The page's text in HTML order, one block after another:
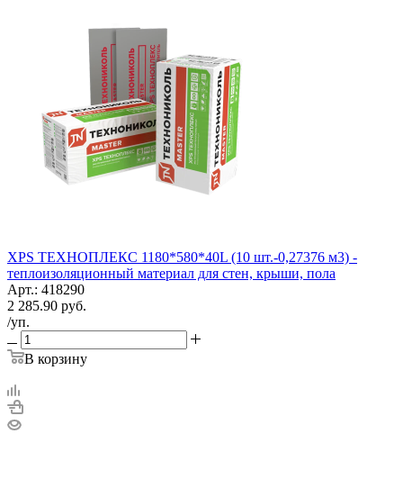
XPS ТЕХНОПЛЕКС 1180*580*40L (10 шт.-0,27376 м3) -
теплоизоляционный материал для стен, крыши, пола
Арт.: 418290
2 285.90 руб.
/уп.
В корзину